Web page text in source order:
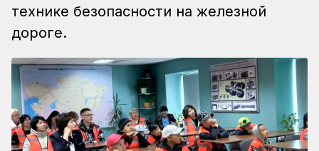
технике безопасности на железной
дороге.